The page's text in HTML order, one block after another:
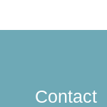
Contact